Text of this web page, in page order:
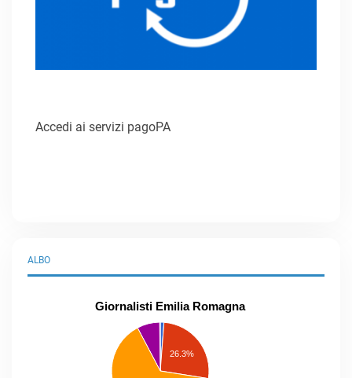
Accedi ai servizi pagoPA
ALBO
Giornalisti Emilia Romagna
26.3%